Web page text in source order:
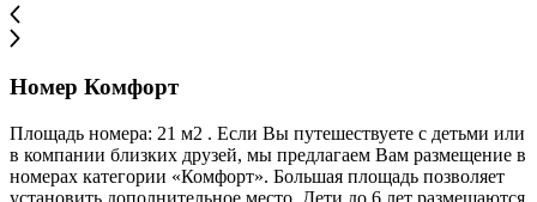
Номер Комфорт
Площадь номера: 21 м2 . Если Вы путешествуете с детьми или
в компании близких друзей, мы предлагаем Вам размещение в
номерах категории «Комфорт». Большая площадь позволяет
установить дополнительное место. Дети до 6 лет размещаются